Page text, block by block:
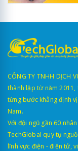
CÔNG TY TNHH DỊCH
thành lập từ năm
từng bước khẳng định
Nam.
Với đội ngũ gần 60
TechGlobal quy tụ
lĩnh vực điện - điện tử,